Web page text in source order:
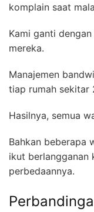
komplain saat
Kami ganti
mereka.
Manajemen
tiap rumah sekitar
Hasilnya, semua
Bahkan beberapa
ikut berlangganan
perbedaannya.